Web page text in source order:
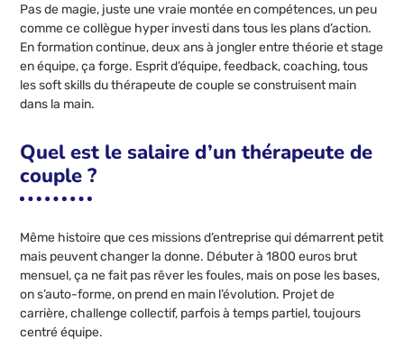
Pas de magie, juste une vraie montée en compétences, un peu
comme ce collègue hyper investi dans tous les plans d’action.
En formation continue, deux ans à jongler entre théorie et stage
en équipe, ça forge. Esprit d’équipe, feedback, coaching, tous
les soft skills du thérapeute de couple se construisent main
dans la main.
Quel est le salaire d’un thérapeute de
couple ?
Même histoire que ces missions d’entreprise qui démarrent petit
mais peuvent changer la donne. Débuter à 1800 euros brut
mensuel, ça ne fait pas rêver les foules, mais on pose les bases,
on s’auto-forme, on prend en main l’évolution. Projet de
carrière, challenge collectif, parfois à temps partiel, toujours
centré équipe.